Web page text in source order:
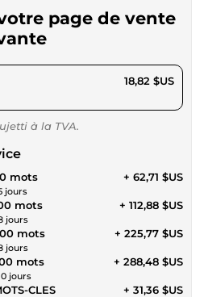
page de vente
$US 18,82 $US
à la TVA.
mots
jours
+ 62,71 $US
mots
jours
+ 112,88 $US
mots
jours
+ 225,77 $US
mots
jours
+ 288,48 $US
CLES + 31,36 $US